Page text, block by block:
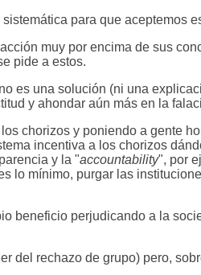
para que aceptemos
muy por encima de sus
pide a estos.
es una solución (ni una
y ahondar aún más en la
chorizos y poniendo a gente
incentiva a los chorizos
y la "accountability", por
lo mínimo, purgar las
beneficio perjudicando a la
del rechazo de grupo) pero,